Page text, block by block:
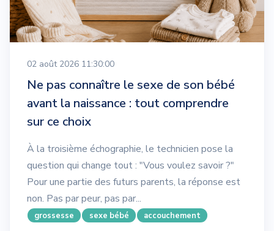
02 août 2026 11:30:00
Ne pas connaître le sexe de son bébé
avant la naissance : tout comprendre
sur ce choix
À la troisième échographie, le technicien pose la
question qui change tout : "Vous voulez savoir ?"
Pour une partie des futurs parents, la réponse est
non. Pas par peur, pas par...
grossesse sexe bébé accouchement